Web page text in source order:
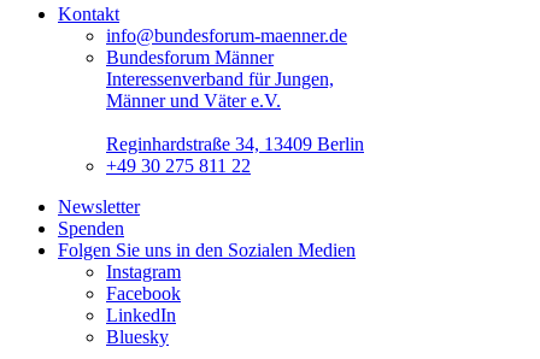
Kontakt
info@bundesforum-maenner.de
Bundesforum Männer
Interessenverband für Jungen,
Männer und Väter e.V.
Reginhardstraße 34, 13409 Berlin
+49 30 275 811 22
Newsletter
Spenden
Folgen Sie uns in den Sozialen Medien
Instagram
Facebook
LinkedIn
Bluesky